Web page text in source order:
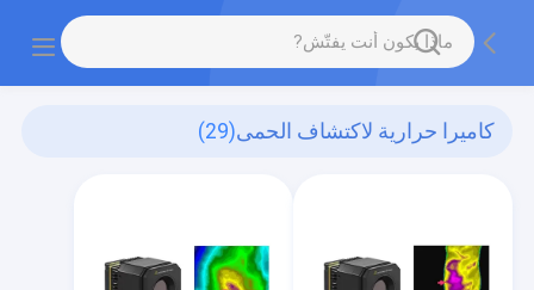
كاميرا حرارية لاكتشاف الحمى(29)